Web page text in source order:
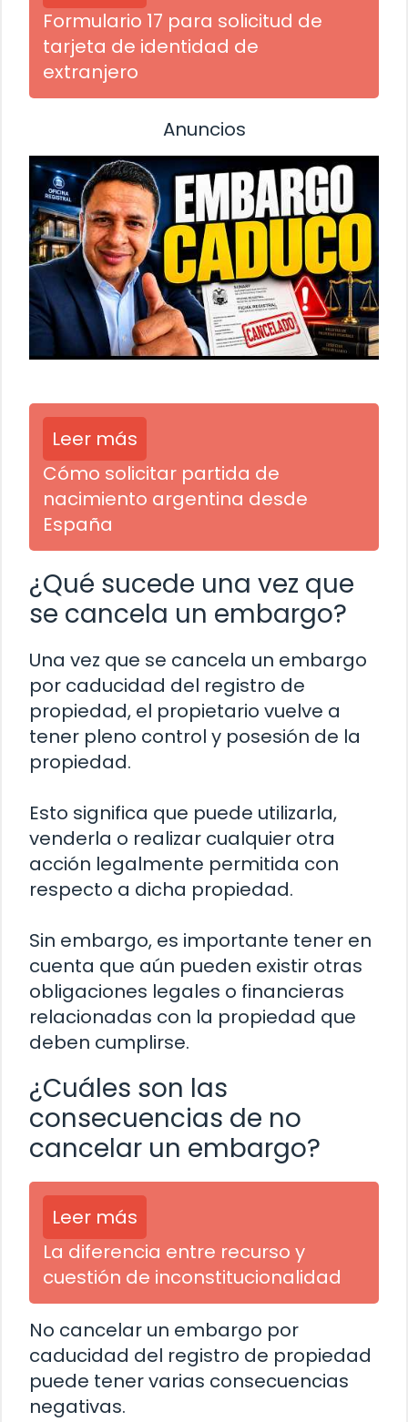
Formulario 17 para solicitud de
tarjeta de identidad de
extranjero
Anuncios
Leer más
Cómo solicitar partida de
nacimiento argentina desde
España
¿Qué sucede una vez que
se cancela un embargo?
Una vez que se cancela un embargo
por caducidad del registro de
propiedad, el propietario vuelve a
tener pleno control y posesión de la
propiedad.
Esto significa que puede utilizarla,
venderla o realizar cualquier otra
acción legalmente permitida con
respecto a dicha propiedad.
Sin embargo, es importante tener en
cuenta que aún pueden existir otras
obligaciones legales o financieras
relacionadas con la propiedad que
deben cumplirse.
¿Cuáles son las
consecuencias de no
cancelar un embargo?
Leer más
La diferencia entre recurso y
cuestión de inconstitucionalidad
No cancelar un embargo por
caducidad del registro de propiedad
puede tener varias consecuencias
negativas.